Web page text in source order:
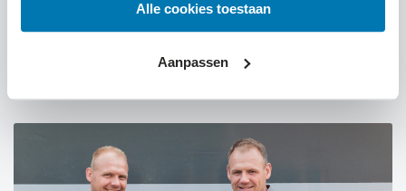
Alle cookies toestaan
Aanpassen
07:00 tot 17:30 uur Maandag t/m vrijdag